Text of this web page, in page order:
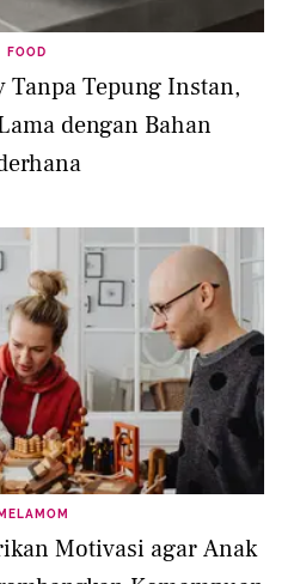
FOOD
Tanpa Tepung Instan,
dengan Bahan
Motivasi agar Anak